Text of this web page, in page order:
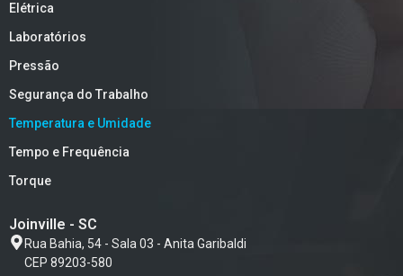
Elétrica
Laboratórios
Pressão
Segurança do Trabalho
Temperatura e Umidade
Tempo e Frequência
Torque
Joinville - SC
Rua Bahia, 54 - Sala 03 - Anita Garibaldi
CEP 89203-580